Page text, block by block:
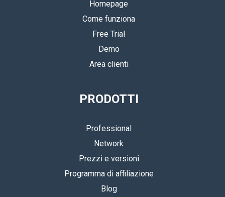
Homepage
Come funziona
Free Trial
Demo
Area clienti
PRODOTTI
Professional
Network
Prezzi e versioni
Programma di affiliazione
Blog